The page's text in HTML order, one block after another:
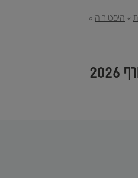
» היסטוריה »